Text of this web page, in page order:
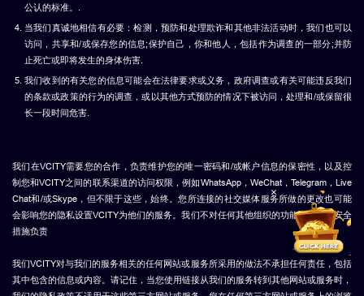
公认的标准。.
当我们真诚地相信有必要：检测，预防和处理欺诈和其他非法活动时，我们也可以
访问，共享和/或保存您的信息;保护自己，你和他人，包括作为调查的一部分;并防
止死亡或即将发生的身体伤害.
我们收到的有关您的信息可能会在法律要求或义务，政府调查或有关可能违反我们
的条款或政策的行为的调查，或以其他方式预防的情况下被访问，处理和/或保留很
长一段时间危害.
我们在VCITY需要您的合作，负责维护您的唯一密码和/或帐户信息的保密性，以及控
制您和VCITY之间的联系渠道的访问权限，例如WhatsApp，WeChat，Telegram，Live
Chat和/或Skype，但不限于这些，始终。您所连接的社交媒体服务所做的更改也可能
会影响您的隐私设置VCITY为他们的服务。我们不对任何其他组织的功能，隐私或安全
措施负责
我们VCITY对与我们的服务相关的任何网站或服务所采用的做法不承担任何责任，包括
其中包含的信息或内容。请记住，当您使用链接从我们的服务转到其他网站或服务时，
×